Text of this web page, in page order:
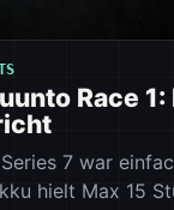
Race 1:
7 war
hielt Max 15